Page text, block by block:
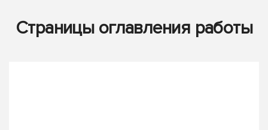
Страницы оглавления работы